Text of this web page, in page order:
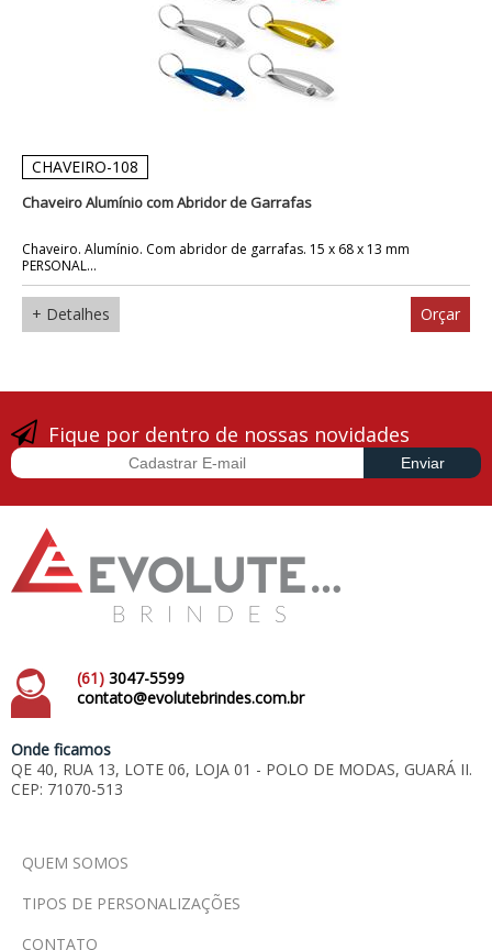
CHAVEIRO-108
Chaveiro Alumínio com Abridor de Garrafas
Chaveiro. Alumínio. Com abridor de garrafas. 15 x 68 x 13 mm
PERSONAL...
+ Detalhes Orçar
Fique por dentro de nossas novidades
(61) 3047-5599
contato@evolutebrindes.com.br
Onde ficamos
QE 40, RUA 13, LOTE 06, LOJA 01 - POLO DE MODAS, GUARÁ II.
CEP: 71070-513
QUEM SOMOS
TIPOS DE PERSONALIZAÇÕES
CONTATO